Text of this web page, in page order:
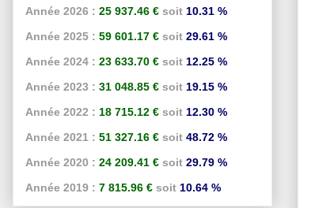
Année 2026 : 25 937.46 € soit 10.31 %
Année 2025 : 59 601.17 € soit 29.61 %
Année 2024 : 23 633.70 € soit 12.25 %
Année 2023 : 31 048.85 € soit 19.15 %
Année 2022 : 18 715.12 € soit 12.30 %
Année 2021 : 51 327.16 € soit 48.72 %
Année 2020 : 24 209.41 € soit 29.79 %
Année 2019 : 7 815.96 € soit 10.64 %